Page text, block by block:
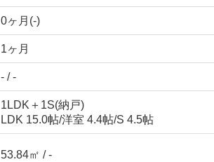
0ヶ月(-)
1ヶ月
- / -
1LDK＋1S(納戸)
LDK 15.0帖/洋室 4.4帖/S 4.5帖
53.84㎡ / -